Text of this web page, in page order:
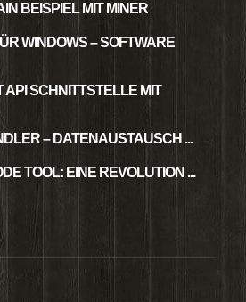
BEISPIEL MIT MINER
WINDOWS – SOFTWARE
API SCHNITTSTELLE MIT
– DATENAUSTAUSCH ...
TOOL: EINE REVOLUTION ...